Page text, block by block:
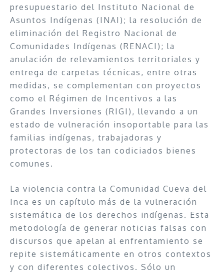
presupuestario del Instituto Nacional de
Asuntos Indígenas (INAI); la resolución de
eliminación del Registro Nacional de
Comunidades Indígenas (RENACI); la
anulación de relevamientos territoriales y
entrega de carpetas técnicas, entre otras
medidas, se complementan con proyectos
como el Régimen de Incentivos a las
Grandes Inversiones (RIGI), llevando a un
estado de vulneración insoportable para las
familias indígenas, trabajadoras y
protectoras de los tan codiciados bienes
comunes.
La violencia contra la Comunidad Cueva del
Inca es un capítulo más de la vulneración
sistemática de los derechos indígenas. Esta
metodología de generar noticias falsas con
discursos que apelan al enfrentamiento se
repite sistemáticamente en otros contextos
y con diferentes colectivos. Sólo un